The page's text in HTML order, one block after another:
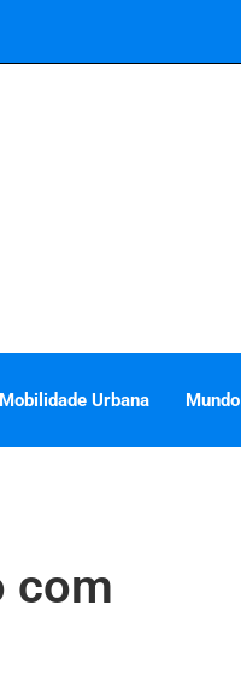
Mobilidade Urbana Mundo
com